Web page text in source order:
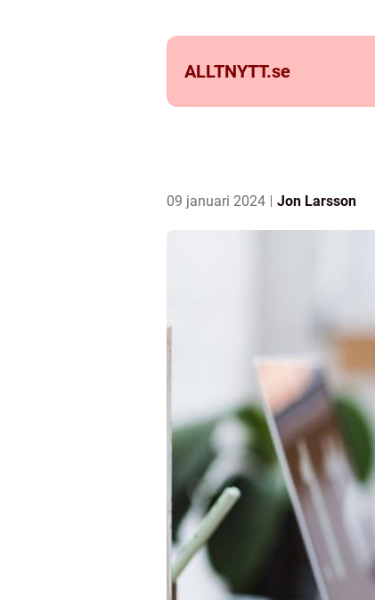
ALLTNYTT.se
09 januari 2024 Jon Larsson